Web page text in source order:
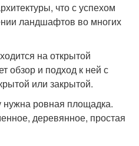
что с успехом
ландшафтов во многих
на открытой
обзор и подход к ней с
или закрытой.
нужна ровная площадка.
деревянное, простая